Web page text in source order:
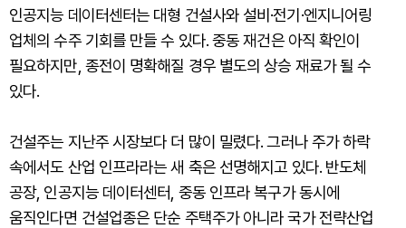
인공지능 데이터센터는 대형 건설사와 설비·전기·엔지니어링
업체의 수주 기회를 만들 수 있다. 중동 재건은 아직 확인이
필요하지만, 종전이 명확해질 경우 별도의 상승 재료가 될 수
있다.
건설주는 지난주 시장보다 더 많이 밀렸다. 그러나 주가 하락
속에서도 산업 인프라라는 새 축은 선명해지고 있다. 반도체
공장, 인공지능 데이터센터, 중동 인프라 복구가 동시에
움직인다면 건설업종은 단순 주택주가 아니라 국가 전략산업